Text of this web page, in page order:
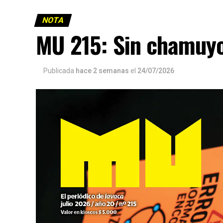
NOTA
MU 215: Sin
Publicada hace 2 semanas el 24/07/2026